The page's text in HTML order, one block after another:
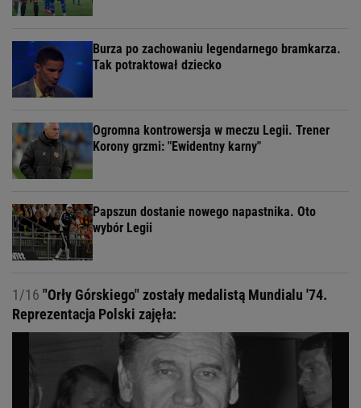
Burza po zachowaniu legendarnego bramkarza.
Tak potraktował dziecko
Ogromna kontrowersja w meczu Legii. Trener
Korony grzmi: "Ewidentny karny"
Papszun dostanie nowego napastnika. Oto
wybór Legii
1/16 "Orły Górskiego" zostały medalistą Mundialu '74.
Reprezentacja Polski zajęła: